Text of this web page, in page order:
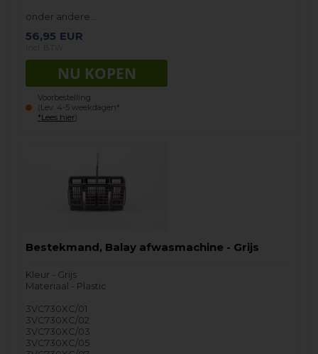
onder andere…
56,95 EUR
Voorbestelling
(Lev. 4-5 weekdagen*
*Lees hier)
Bestekmand, Balay afwasmachine - Grijs
Kleur - Grijs
Materiaal - Plastic
3VC730XC/01
3VC730XC/02
3VC730XC/03
3VC730XC/05